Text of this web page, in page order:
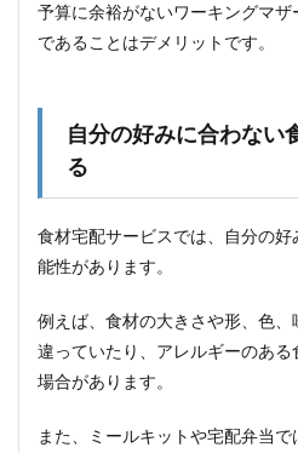
避け
たい
の管
理が
大変
6.5
親子
で同
じも
食べ
たい
無添
予算に余裕がないワーキングマ
であることはデメリットです。
自分の好みに合わない
る
食材宅配サービスでは、自分の好
能性があります。
例えば、食材の大きさや形、色、
違っていたり、アレルギーのあ
場合があります。
また、ミールキットや宅配弁当